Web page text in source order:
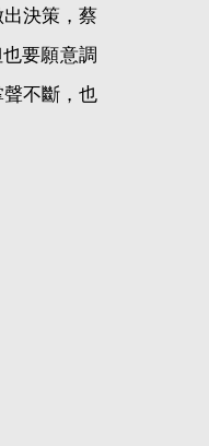
決策，蔡
要願意調
不斷，也